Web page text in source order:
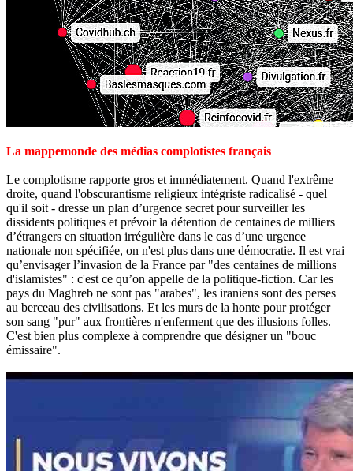
La mappemonde des médias complotistes français
Le complotisme rapporte gros et immédiatement. Quand l'extrême
droite, quand l'obscurantisme religieux intégriste radicalisé - quel
qu'il soit - dresse un plan d’urgence secret pour surveiller les
dissidents politiques et prévoir la détention de centaines de milliers
d’étrangers en situation irrégulière dans le cas d’une urgence
nationale non spécifiée, on n'est plus dans une démocratie. Il est vrai
qu’envisager l’invasion de la France par "des centaines de millions
d'islamistes" : c'est ce qu’on appelle de la politique-fiction. Car les
pays du Maghreb ne sont pas "arabes", les iraniens sont des perses
au berceau des civilisations. Et les murs de la honte pour protéger
son sang "pur" aux frontières n'enferment que des illusions folles.
C'est bien plus complexe à comprendre que désigner un "bouc
émissaire".